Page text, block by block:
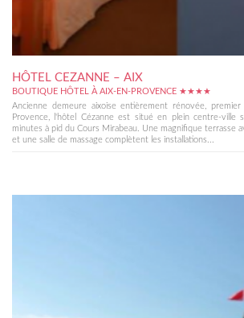
HÔTEL CEZANNE – AIX
BOUTIQUE HÔTEL À AIX-EN-PROVENCE ★★★★
Ancienne demeure aixoise entièrement rénovée,
Provence, l'hôtel Cézanne est situé en plein centre-ville
minutes à pid du Cours Mirabeau. Une magnifique terrasse
et une salle de massage complètent les installations...